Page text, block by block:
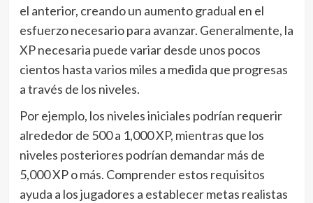
el anterior, creando un aumento gradual en el
esfuerzo necesario para avanzar. Generalmente, la
XP necesaria puede variar desde unos pocos
cientos hasta varios miles a medida que progresas
a través de los niveles.
Por ejemplo, los niveles iniciales podrían requerir
alrededor de 500 a 1,000 XP, mientras que los
niveles posteriores podrían demandar más de
5,000 XP o más. Comprender estos requisitos
ayuda a los jugadores a establecer metas realistas